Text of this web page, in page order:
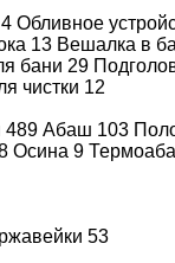
4 Обливное
13 Вешалка в
бани 29
чистки 12
489 Абаш 103
Осина 9
53
турецких бань